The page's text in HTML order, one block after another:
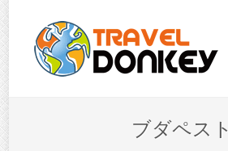
ブダペスト